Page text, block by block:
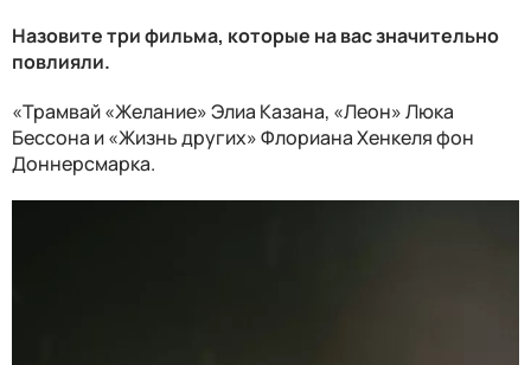
Назовите три фильма, которые на вас значительно
повлияли.
«Трамвай «Желание» Элиа Казана, «Леон» Люка
Бессона и «Жизнь других» Флориана Хенкеля фон
Доннерсмарка.